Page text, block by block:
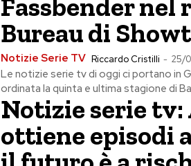
Fassbender nel
Bureau di
Notizie Serie TV Riccardo Cristilli - 25/
Le notizie serie tv di oggi ci portano in
ordinata la quinta e ultima stagione di
Notizie serie
ottiene episodi